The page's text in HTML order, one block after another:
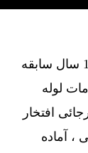
گروه فنی آذین گستر آچاگ ، با بیش از 15 سال سابقه
لوله
افتخار
، آماده